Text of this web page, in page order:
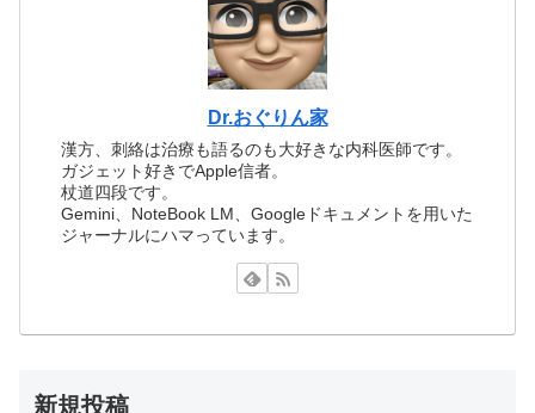
Dr.おぐりん家
漢方、刺絡は治療も語るのも大好きな内科医師です。
ガジェット好きでApple信者。
杖道四段です。
Gemini、NoteBook LM、Googleドキュメントを用いた
ジャーナルにハマっています。
新規投稿